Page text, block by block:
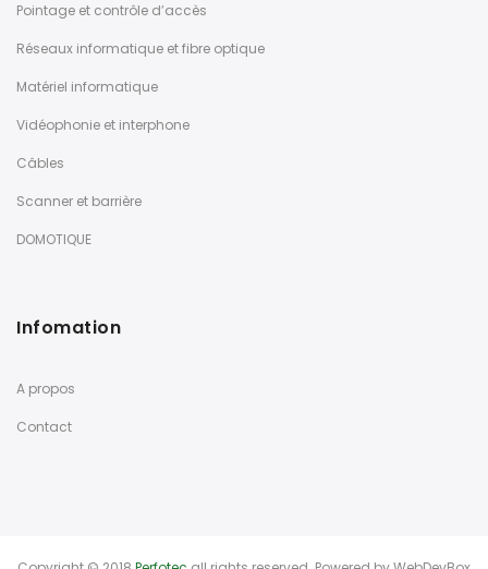
Pointage et contrôle d’accès
Réseaux informatique et fibre optique
Matériel informatique
Vidéophonie et interphone
Câbles
Scanner et barrière
DOMOTIQUE
Infomation
A propos
Contact